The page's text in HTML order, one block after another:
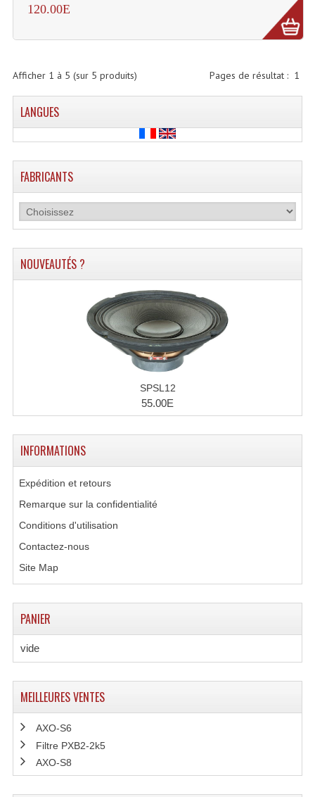
Tables De Mixage DJ
Consoles Sono Et Studio
Consoles Numériques
Consoles Amplifiées
Lumière
Boules À Facettes
Changeurs De Couleurs
Déco Light
Effets LASERS
Laser Multi-Points
Effets Lumineux, Centre De Piste
Flexibles Lumineux Leds
120.00E
Pages de résultat : 1
Afficher 1 à 5 (sur 5 produits)
LANGUES
FABRICANTS
NOUVEAUTÉS ?
SPSL12
55.00E
INFORMATIONS
Expédition et retours
Remarque sur la confidentialité
Conditions d'utilisation
Contactez-nous
Site Map
PANIER
vide
MEILLEURES VENTES
AXO-S6
Filtre PXB2-2k5
AXO-S8